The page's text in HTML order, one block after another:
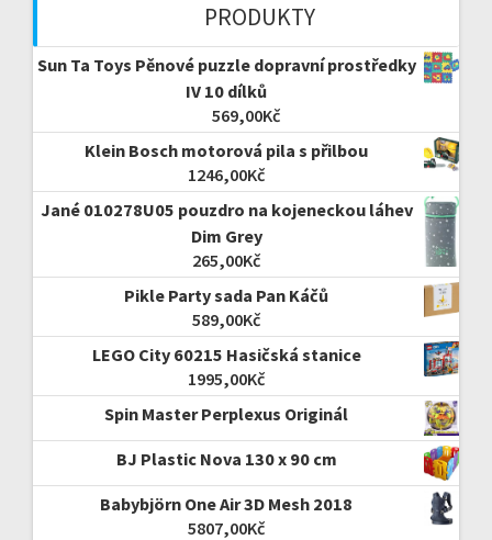
PRODUKTY
Sun Ta Toys Pěnové puzzle dopravní prostředky
IV 10 dílků
569,00Kč
Klein Bosch motorová pila s přilbou
1246,00Kč
Jané 010278U05 pouzdro na kojeneckou láhev
Dim Grey
265,00Kč
Pikle Party sada Pan Káčů
589,00Kč
LEGO City 60215 Hasičská stanice
1995,00Kč
Spin Master Perplexus Originál
BJ Plastic Nova 130 x 90 cm
Babybjörn One Air 3D Mesh 2018
5807,00Kč